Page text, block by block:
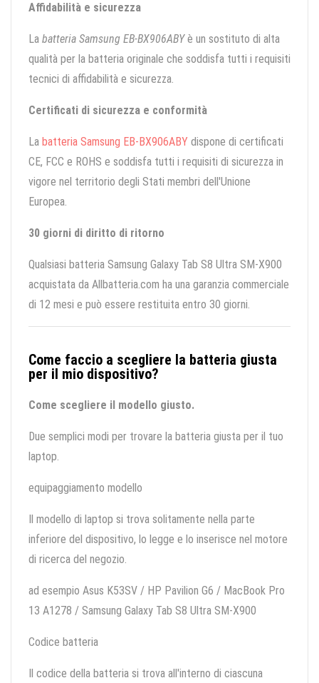
Affidabilità e sicurezza
La batteria Samsung EB-BX906ABYè un sostituto di alta
qualità per la batteria originale che soddisfa tutti i requisiti
tecnici di affidabilità e sicurezza.
Certificati di sicurezza e conformità
La batteria Samsung EB-BX906ABY dispone di certificati
CE, FCC e ROHS e soddisfa tutti i requisiti di sicurezza in
vigore nel territorio degli Stati membri dell'Unione
Europea.
30 giorni di diritto di ritorno
Qualsiasi batteria Samsung Galaxy Tab S8 Ultra SM-X900
acquistata da Allbatteria.com ha una garanzia commerciale
di 12 mesi e può essere restituita entro 30 giorni.
Come faccio a scegliere la batteria giusta
per il mio dispositivo?
Come scegliere il modello giusto.
Due semplici modi per trovare la batteria giusta per il tuo
laptop.
equipaggiamento modello
Il modello di laptop si trova solitamente nella parte
inferiore del dispositivo, lo legge e lo inserisce nel motore
di ricerca del negozio.
ad esempio Asus K53SV / HP Pavilion G6 / MacBook Pro
13 A1278 / Samsung Galaxy Tab S8 Ultra SM-X900
Codice batteria
Il codice della batteria si trova all'interno di ciascuna